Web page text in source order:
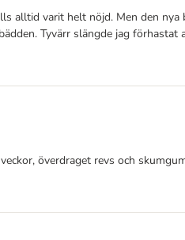
alltid varit helt nöjd. Men den
Tyvärr slängde jag
överdraget revs och